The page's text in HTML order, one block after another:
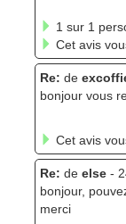
1 sur 1
Cet avis
Re: de
bonjour vous
Cet avis
Re: de else-
bonjour,
merci